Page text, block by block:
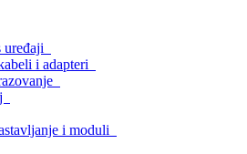
uređaji
i adapteri
i moduli